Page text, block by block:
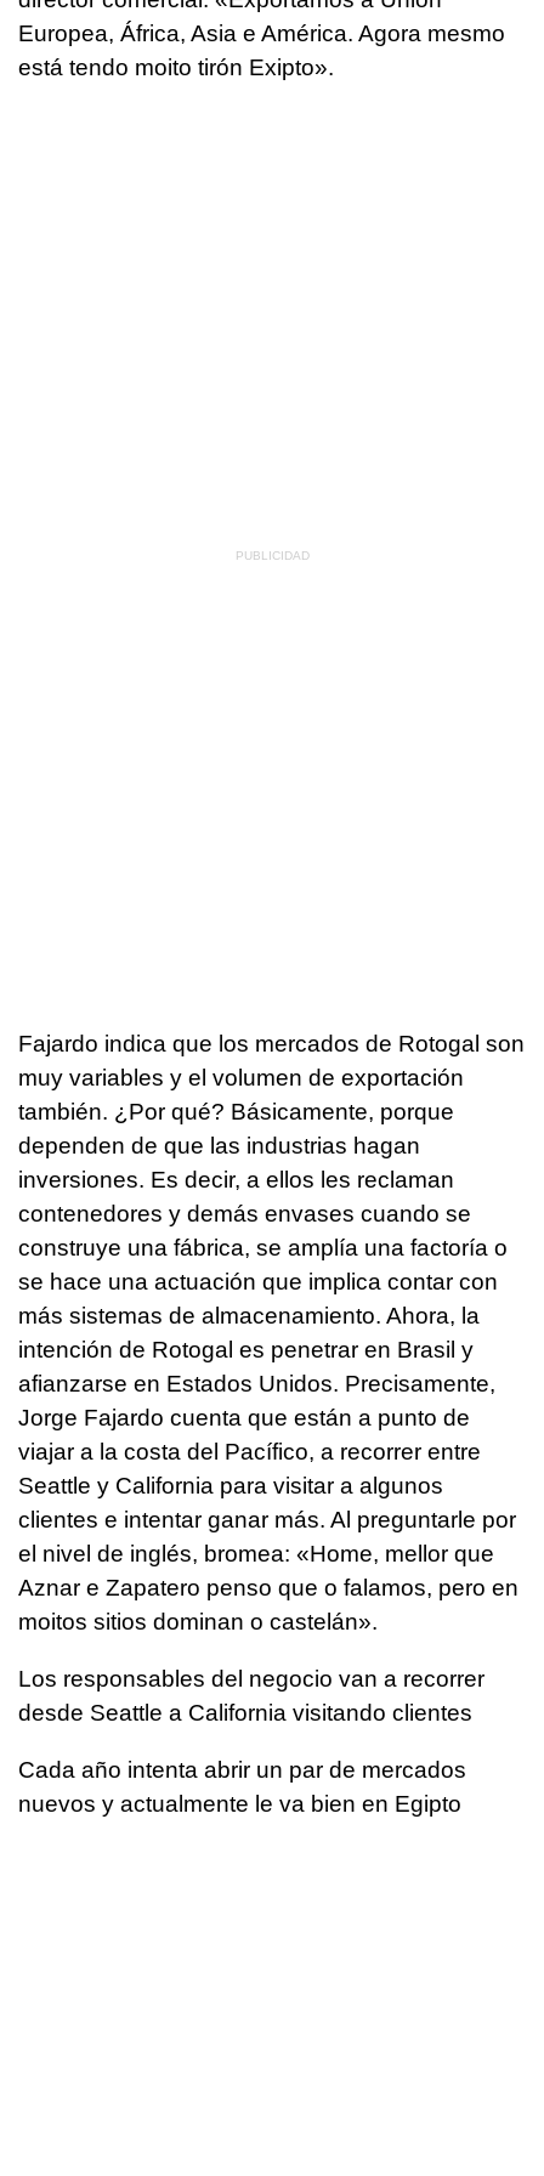
Europea, África, Asia e América. Agora mesmo
está tendo moito tirón Exipto».
Fajardo indica que los mercados de Rotogal son
muy variables y el volumen de exportación
también. ¿Por qué? Básicamente, porque
dependen de que las industrias hagan
inversiones. Es decir, a ellos les reclaman
contenedores y demás envases cuando se
construye una fábrica, se amplía una factoría o
se hace una actuación que implica contar con
más sistemas de almacenamiento. Ahora, la
intención de Rotogal es penetrar en Brasil y
afianzarse en Estados Unidos. Precisamente,
Jorge Fajardo cuenta que están a punto de
viajar a la costa del Pacífico, a recorrer entre
Seattle y California para visitar a algunos
clientes e intentar ganar más. Al preguntarle por
el nivel de inglés, bromea: «Home, mellor que
Aznar e Zapatero penso que o falamos, pero en
moitos sitios dominan o castelán».
Los responsables del negocio van a recorrer
desde Seattle a California visitando clientes
Cada año intenta abrir un par de mercados
nuevos y actualmente le va bien en Egipto